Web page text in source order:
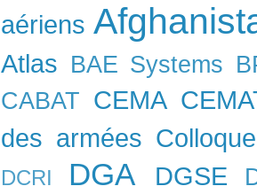
aériens
Atlas BAE Systems
CABAT CEMA
des armées Colloque
DCRI DGA DGSE